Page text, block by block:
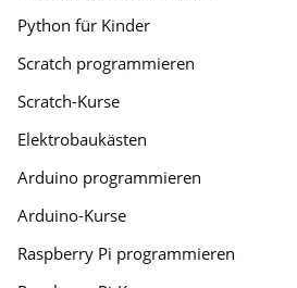
Python für Kinder
Scratch programmieren
Scratch-Kurse
Elektrobaukästen
Arduino programmieren
Arduino-Kurse
Raspberry Pi programmieren